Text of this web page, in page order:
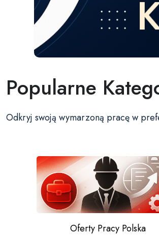
Popularne
Odkryj swoją wymarzoną pracę w
Oferty Pracy Polska